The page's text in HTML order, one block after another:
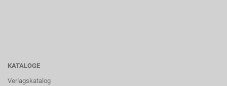
KATALOGE
Verlagskatalog